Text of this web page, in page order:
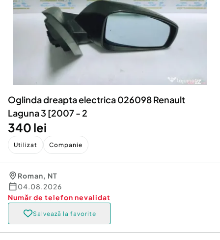
Servicii
Animale de companie
Afaceri și echipamente profesionale
Inchiriere Bunuri si Vehicule
Utilaje agricole si industriale
Piese auto si accesorii
Dacia Duster
Oglinda dreapta electrica 026098 Renault
Laguna 3 [2007 - 2
340 lei
Utilizat Companie
Roman, NT
04.08.2026
Număr de telefon nevalidat
Salvează la favorite